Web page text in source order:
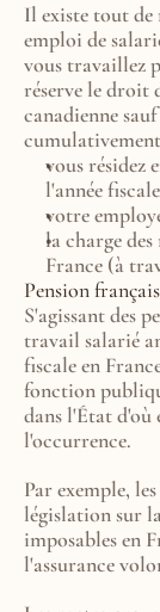
Il existe tout de
emploi de
vous travaillez
réserve le droit
canadienne
vous résidez
l'année
votre
la charge
France (à
Pension
S'agissant des
travail salarié
fiscale en
fonction
dans l'État d'où
l'occurrence.
Par exemple,
législation sur
imposables en
l'assurance